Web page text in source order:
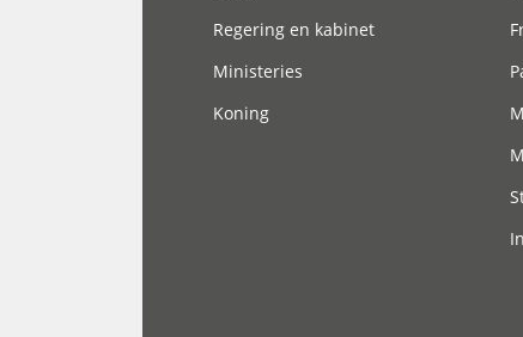
Regering en kabinet
Ministeries
Koning